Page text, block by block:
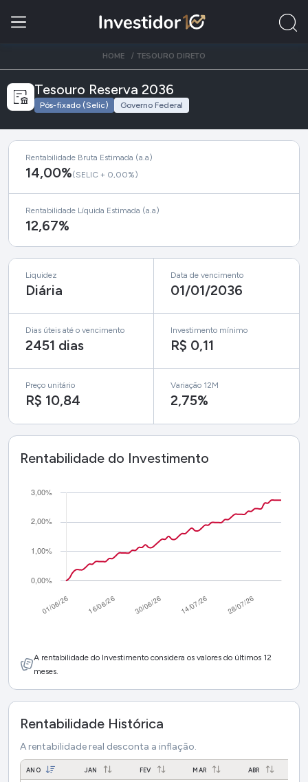
HOME TESOURO DIRETO
Tesouro Reserva 2036
Pós-fixado (Selic) Governo Federal
Rentabilidade Bruta Estimada (a.a)
14,00%(SELIC + 0,00%)
Rentabilidade Líquida Estimada (a.a)
12,67%
Liquidez
Diária
Data de vencimento
01/01/2036
Dias úteis até o vencimento
2451 dias
Investimento mínimo
R$ 0,11
Preço unitário
R$ 10,84
Variação 12M
2,75%
Rentabilidade do Investimento
A rentabilidade do Investimento considera os valores do últimos 12
meses.
Rentabilidade Histórica
A rentabilidade real desconta a inflação.
ANO JAN FEV MAR ABR